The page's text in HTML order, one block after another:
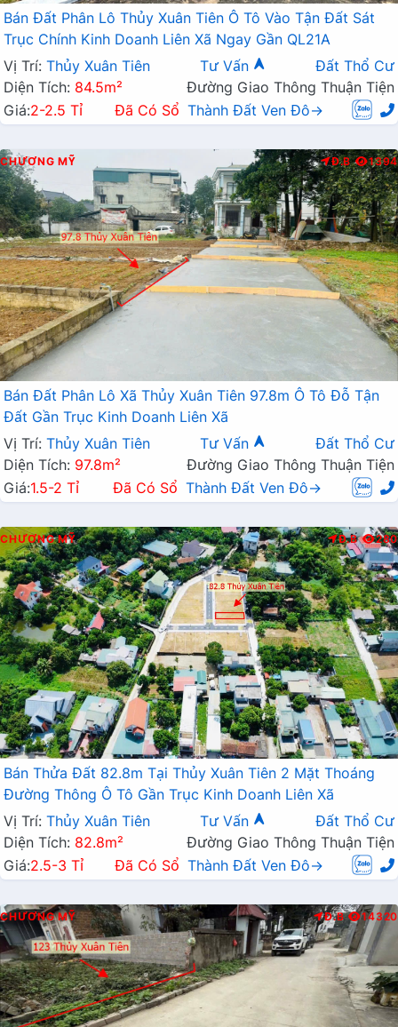
Bán Đất Phân Lô Thủy Xuân Tiên Ô Tô Vào Tận Đất Sát
Trục Chính Kinh Doanh Liên Xã Ngay Gần QL21A
Vị Trí: Thủy Xuân Tiên Tư Vấn
Đất Thổ Cư
Diện Tích: 84.5m²
Đường Giao Thông Thuận Tiện
Giá:2-2.5 Tỉ Đã Có Sổ Thành Đất Ven Đô→
CHƯƠNG MỸ Đ.B 1394
Bán Đất Phân Lô Xã Thủy Xuân Tiên 97.8m Ô Tô Đỗ Tận
Đất Gần Trục Kinh Doanh Liên Xã
Vị Trí: Thủy Xuân Tiên Tư Vấn
Đất Thổ Cư
Diện Tích: 97.8m²
Đường Giao Thông Thuận Tiện
Giá:1.5-2 Tỉ Đã Có Sổ Thành Đất Ven Đô→
CHƯƠNG MỸ Đ.B 280
Bán Thửa Đất 82.8m Tại Thủy Xuân Tiên 2 Mặt Thoáng
Đường Thông Ô Tô Gần Trục Kinh Doanh Liên Xã
Vị Trí: Thủy Xuân Tiên Tư Vấn
Đất Thổ Cư
Diện Tích: 82.8m²
Đường Giao Thông Thuận Tiện
Giá:2.5-3 Tỉ Đã Có Sổ Thành Đất Ven Đô→
CHƯƠNG MỸ Đ.B 14320